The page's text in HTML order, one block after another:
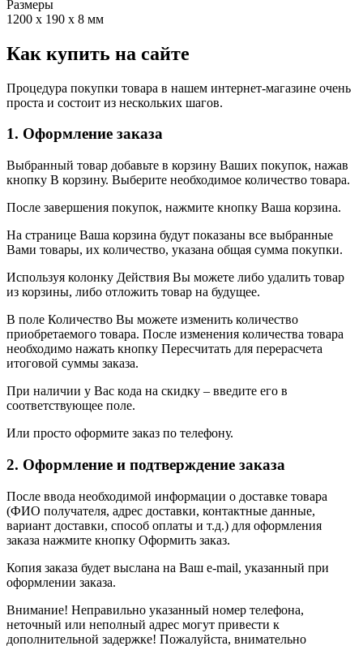
Размеры
1200 x 190 x 8 мм
Как купить на сайте
Процедура покупки товара в нашем интернет-магазине очень
проста и состоит из нескольких шагов.
1. Оформление заказа
Выбранный товар добавьте в корзину Ваших покупок, нажав
кнопку В корзину. Выберите необходимое количество товара.
После завершения покупок, нажмите кнопку Ваша корзина.
На странице Ваша корзина будут показаны все выбранные
Вами товары, их количество, указана общая сумма покупки.
Используя колонку Действия Вы можете либо удалить товар
из корзины, либо отложить товар на будущее.
В поле Количество Вы можете изменить количество
приобретаемого товара. После изменения количества товара
необходимо нажать кнопку Пересчитать для перерасчета
итоговой суммы заказа.
При наличии у Вас кода на скидку – введите его в
соответствующее поле.
Или просто оформите заказ по телефону.
2. Оформление и подтверждение заказа
После ввода необходимой информации о доставке товара
(ФИО получателя, адрес доставки, контактные данные,
вариант доставки, способ оплаты и т.д.) для оформления
заказа нажмите кнопку Оформить заказ.
Копия заказа будет выслана на Ваш e-mail, указанный при
оформлении заказа.
Внимание! Неправильно указанный номер телефона,
неточный или неполный адрес могут привести к
дополнительной задержке! Пожалуйста, внимательно